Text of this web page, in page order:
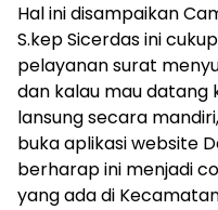
Hal ini disampaikan
S.kep Sicerdas ini
pelayanan surat
dan kalau mau datang
lansung secara
buka aplikasi website
berharap ini menjadi
yang ada di